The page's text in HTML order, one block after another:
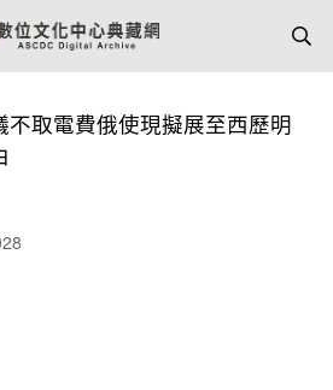
取電費俄使現擬展至西歷明